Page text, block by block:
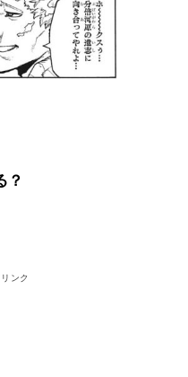
？
ンク